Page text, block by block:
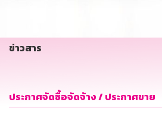
ข่าวสาร
ประกาศจัดซื้อจัดจ้าง / ประกาศขาย